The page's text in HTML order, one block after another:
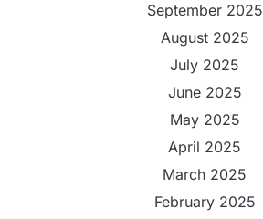
September 2025
August 2025
July 2025
June 2025
May 2025
April 2025
March 2025
February 2025